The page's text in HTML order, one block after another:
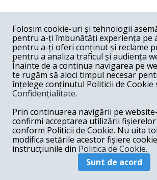
COMENTARII
Nume
Email
Postează comentariu
Folosim cookie-uri și tehnologii
pentru a-ți îmbunătăți experiența pe
pentru a-ți oferi conținut și reclame
pentru a analiza traficul și audiența
Înainte de a continua navigarea pe
te rugăm să aloci timpul necesar
înțelege conținutul Politicii de Cookie
Confidențialitate.
Prin continuarea navigării pe
confirmi acceptarea utilizării
conform Politicii de Cookie. Nu uita
modifica setările acestor fișiere
instrucțiunile din Politica de Cookie.
Sunt de acord